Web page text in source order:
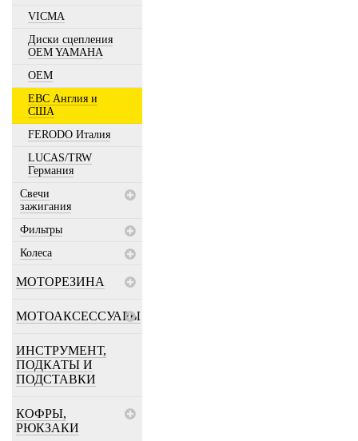
VICMA
Диски сцепления
OEM YAMAHA
OEM
EBC Англия и
США
FERODO Италия
LUCAS/TRW
Германия
Свечи
зажигания
Фильтры
Колеса
МОТОРЕЗИНА
МОТОАКСЕССУАРЫ
ИНСТРУМЕНТ,
ПОДКАТЫ И
ПОДСТАВКИ
КОФРЫ,
РЮКЗАКИ